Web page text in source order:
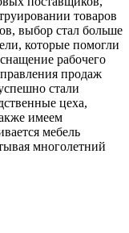
товаров
выбор стал больше
которые помогли
рабочего
продаж
стали
цеха,
имеем
мебель
многолетний